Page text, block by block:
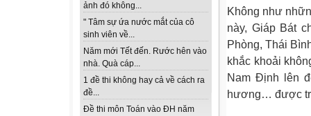
ảnh đó không...
" Tâm sự ứa nước mắt của cô
sinh viên về...
Năm mới Tết đến. Rước hên vào
nhà. Quà cáp...
1 đề thi không hay cả về cách ra
đề...
Đề thi môn Toán vào ĐH năm
Không như
này, Giáp Bát
Phòng, Thái
khắc khoải
Nam Định lên
hương… được